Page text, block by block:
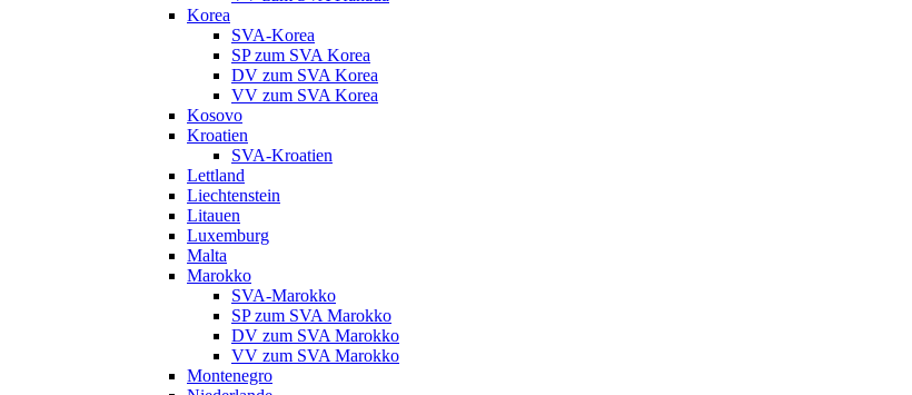
Korea
SVA-Korea
SP zum SVA Korea
DV zum SVA Korea
VV zum SVA Korea
Kosovo
Kroatien
SVA-Kroatien
Lettland
Liechtenstein
Litauen
Luxemburg
Malta
Marokko
SVA-Marokko
SP zum SVA Marokko
DV zum SVA Marokko
VV zum SVA Marokko
Montenegro